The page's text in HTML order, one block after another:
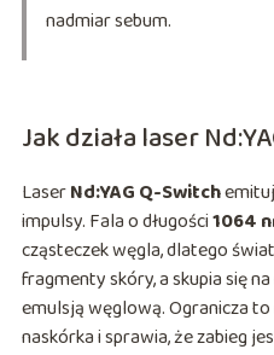
nadmiar sebum.
Jak działa laser
LaserNd:YAG Q-Switch
impulsy. Fala o długości1064
cząsteczek węgla, dlatego
fragmenty skóry, a skupia się
emulsją węglową. Ogranicza
naskórka i sprawia, że zabieg